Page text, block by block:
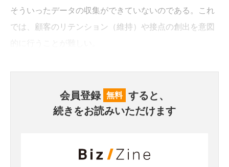
そういったデータの収集ができていないのである。これ
では、顧客のリテンション（維持）や接点の創出を意図
会員登録 無料 すると、
続きをお読みいただけます